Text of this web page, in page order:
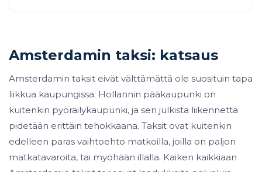
Amsterdamin taksi: katsaus
Amsterdamin taksit eivät välttämättä ole suosituin tapa
liikkua kaupungissa. Hollannin pääkaupunki on
kuitenkin pyöräilykaupunki, ja sen julkista liikennettä
pidetään erittäin tehokkaana. Taksit ovat kuitenkin
edelleen paras vaihtoehto matkoilla, joilla on paljon
matkatavaroita, tai myöhään illalla. Kaiken kaikkiaan